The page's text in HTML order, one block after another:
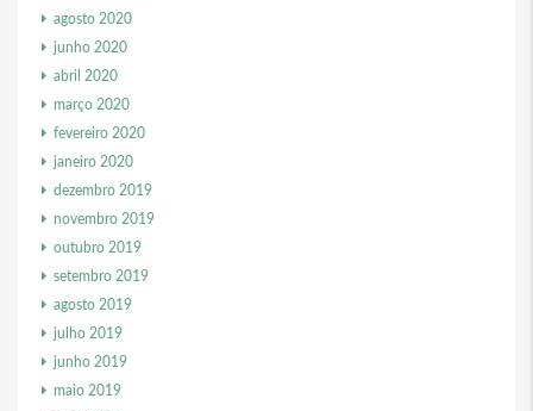
agosto 2020
junho 2020
abril 2020
março 2020
fevereiro 2020
janeiro 2020
dezembro 2019
novembro 2019
outubro 2019
setembro 2019
agosto 2019
julho 2019
junho 2019
maio 2019